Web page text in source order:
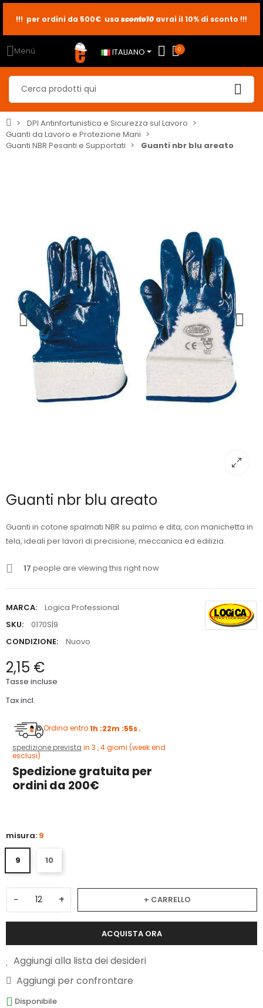
sconto2
sconto5
sconto10
Menù ITALIANO 0
DPI Antinfortunistica e Sicurezza sul Lavoro
Guanti da Lavoro e Protezione Mani
Guanti NBR Pesanti e Supportati
Guanti nbr blu areato
Guanti nbr blu areato
Guanti in cotone spalmati NBR su palmo e dita, con manichetta in
tela, ideali per lavori di precisione, meccanica ed edilizia.
17 people are viewing this right now
MARCA:
Logica Professional
SKU:
0170S|9
CONDIZIONE:
Nuovo
2,15 €
Tasse incluse
Tax incl.
Ordina entro1h :22m :55s,
spedizione prevista in 3 , 4 giorni (week end
esclusi)
Spedizione gratuita per
ordini da 200€
misura: 9
9 10
− + + CARRELLO
ACQUISTA ORA
Aggiungi alla lista dei desideri
Aggiungi per confrontare
Disponibile